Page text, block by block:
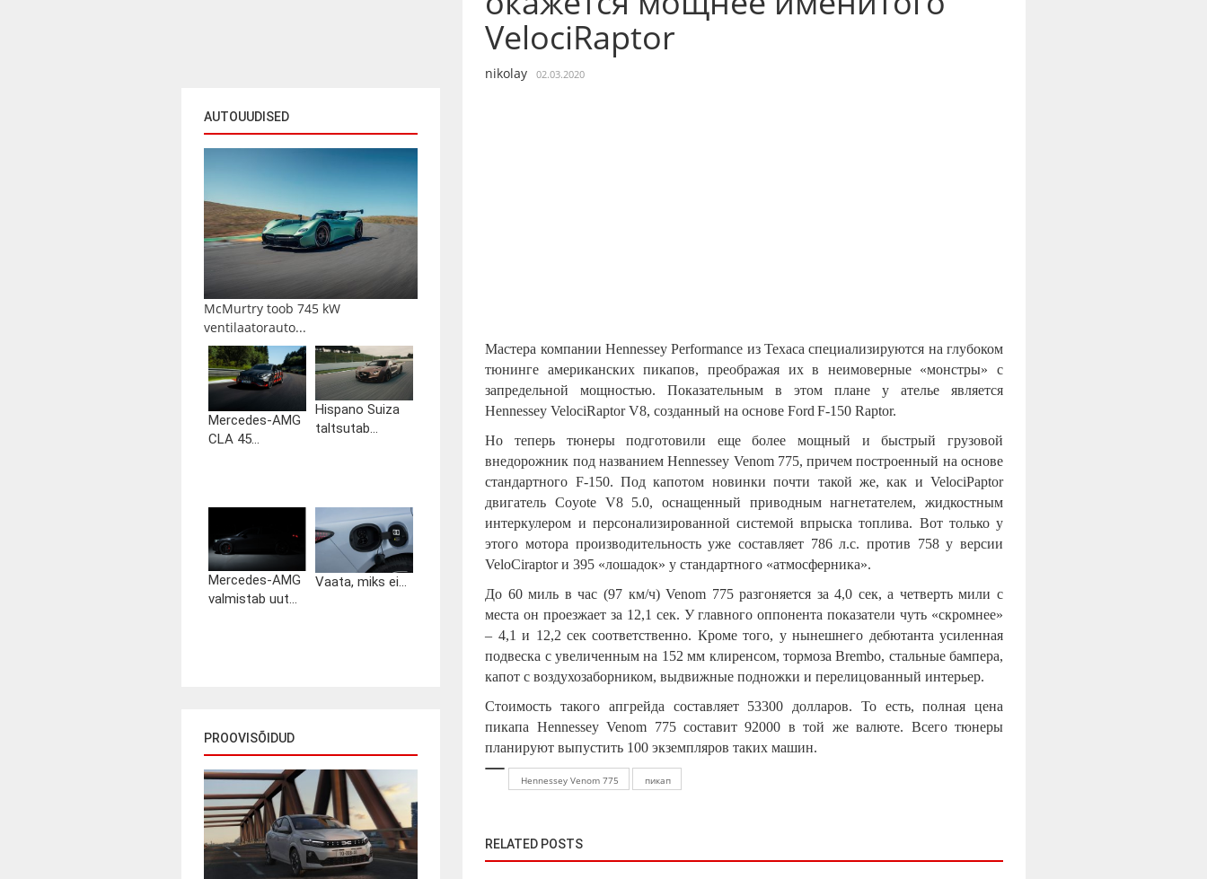
AUTOUUDISED
McMurtry toob 745 kW
ventilaatorauto...
Mercedes-AMG
CLA 45...
Hispano Suiza
taltsutab...
Mercedes-AMG
valmistab uut...
Vaata, miks ei...
PROOVISÕIDUD
VelociRaptor
nikolay 02.03.2020
Мастера компании Hennessey Performance из Техаса специализируются на глубоком
тюнинге американских пикапов, преображая их в неимоверные «монстры» с
запредельной мощностью. Показательным в этом плане у ателье является
Hennessey VelociRaptor V8, созданный на основеFord F-150Raptor.
Но теперь тюнеры подготовили еще более мощный и быстрый грузовой
внедорожник под названием Hennessey Venom 775, причем построенный на основе
стандартного F-150. Под капотом новинки почти такой же, как и VelociPaptor
двигатель Coyote V8 5.0, оснащенный приводным нагнетателем, жидкостным
интеркулером и персонализированной системой впрыска топлива. Вот только у
этого мотора производительность уже составляет 786 л.с. против 758 у версии
VeloCiraptor и 395 «лошадок» у стандартного «атмосферника».
До 60 миль в час (97 км/ч)Venom 775 разгоняется за 4,0 сек, а четверть мили с
места он проезжает за 12,1 сек. У главного оппонента показатели чуть «скромнее»
– 4,1 и 12,2 сек соответственно. Кроме того, у нынешнего дебютанта усиленная
подвеска с увеличенным на 152 мм клиренсом, тормоза Brembo, стальные бампера,
капот с воздухозаборником, выдвижные подножки и перелицованный интерьер.
Стоимость такого апгрейда составляет 53300 долларов. То есть, полная цена
пикапа Hennessey Venom 775 составит 92000 в той же валюте. Всего тюнеры
планируют выпустить 100 экземпляров таких машин.
Hennessey Venom 775 пикап
RELATED POSTS